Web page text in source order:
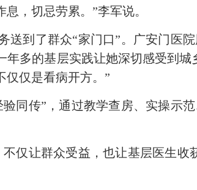
，切忌劳累。”李军说。
到了群众“家门口”。广安门医
多的基层实践让她深切感受到
仅仅是看病开方。”
传”，通过教学查房、实操示
让群众受益，也让基层医生收